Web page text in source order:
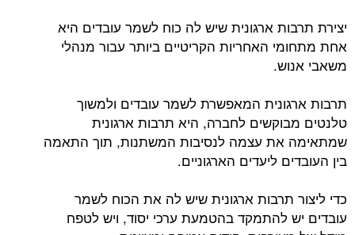
יצירת תרבות ארגונית שיש לה כוח לשמר עובדים היא
אחת מתחומי האחריות הקריטיים ביותר עבור מנהלי
משאבי אנוש.
תרבות ארגונית המאפשרת לשמר עובדים ולמשוך
טלנטים מבוקשים לחברה, היא תרבות ארגונית
שמתאימה את עצמה לנסיבות המשתנות, תוך התאמה
בין העובדים ליעדים הארגוניים.
כדי ליצור תרבות ארגונית שיש לה את הכוח לשמר
עובדים יש להתמקד בהטמעת ערכי יסוד, ויש לטפח